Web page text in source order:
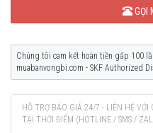
GỌI
Chúng tôi cam kết hoàn tiền gấp 100
muabanvongbi.com - SKF Authorized
HỖ TRỢ BÁO GIÁ 24/7 - LIÊN HỆ
TẠI THỜI ĐIỂM (HOTLINE / SMS /